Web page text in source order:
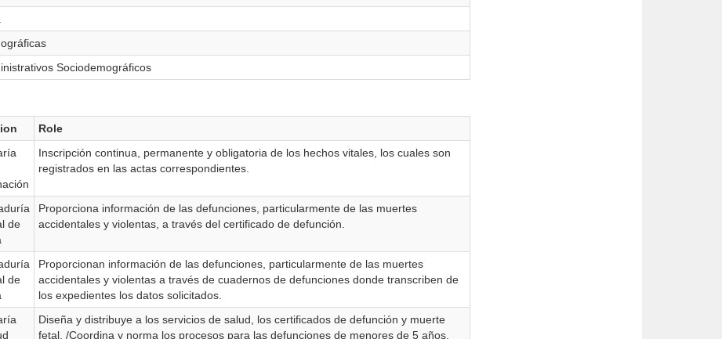
Sociodemográficos
Role
Inscripción continua, permanente y obligatoria de los hechos vitales, los cuales son
registrados en las actas correspondientes.
de
Proporciona información de las defunciones, particularmente de las muertes
accidentales y violentas, a través del certificado de defunción.
de
Proporcionan información de las defunciones, particularmente de las muertes
accidentales y violentas a través de cuadernos de defunciones donde transcriben de
los expedientes los datos solicitados.
Diseña y distribuye a los servicios de salud, los certificados de defunción y muerte
fetal. /Coordina y norma los procesos para las defunciones de menores de 5 años,